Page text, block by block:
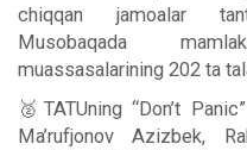
chiqqan jamoalar
Musobaqada
muassasalarining 202 ta
🥈TATUning “Don’t
Ma’rufjonov Azizbek,